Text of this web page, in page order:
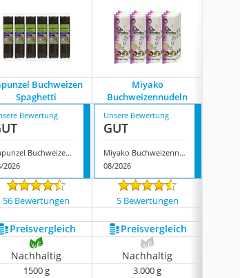
Buchweizen
Spaghetti
Miyako
Buchweizennudeln
Bewertung
Rapunzel Buchweizen Spaghetti
2026
Unsere Bewertung
GUT
Miyako Buchweizennudeln
08/2026
56 Bewertungen 5 Bewertungen
Preis­vergleich Preis­vergleich
Nachhaltig Nachhaltig
1500 g 3.000 g